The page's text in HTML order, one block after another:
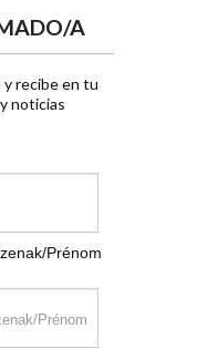
A
recibe en tu
noticias
Prénom